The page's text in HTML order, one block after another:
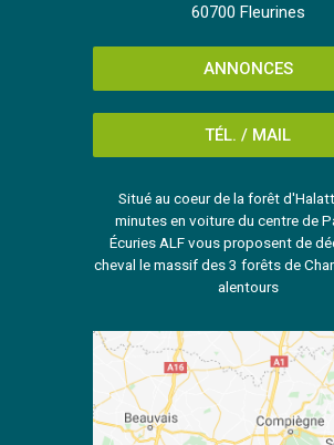
60700 Fleurines
ANNONCES
TÉL. / MAIL
Situé au coeur de la forêt
minutes en voiture du centre de
Écuries ALF vous proposent de
cheval le massif des 3 forêts de
alentours